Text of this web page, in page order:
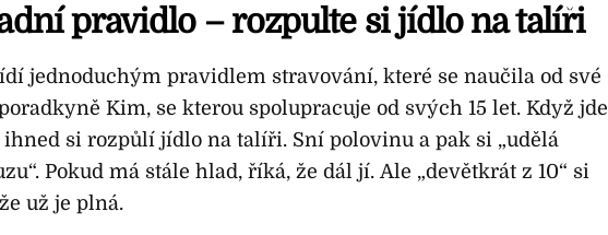
pravidlo – rozpulte si jídlo na talíři
jednoduchým pravidlem stravování, které se naučila od své
Kim, se kterou spolupracuje od svých 15 let. Když jde
ihned si rozpůlí jídlo na talíři. Sní polovinu a pak si „udělá
Pokud má stále hlad, říká, že dál jí. Ale „devětkrát z 10“ si
už je plná.